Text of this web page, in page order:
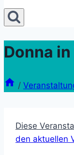
Donna
/
Diese
den aktuellen